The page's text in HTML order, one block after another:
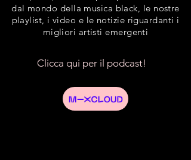
dal mondo della musica black, le nostre
playlist, i video e le notizie riguardanti i
migliori artisti emergenti
Clicca qui per il podcast!